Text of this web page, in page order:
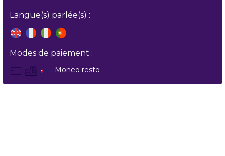
Langue(s) parlée(s) :
Modes de paiement :
Moneo resto